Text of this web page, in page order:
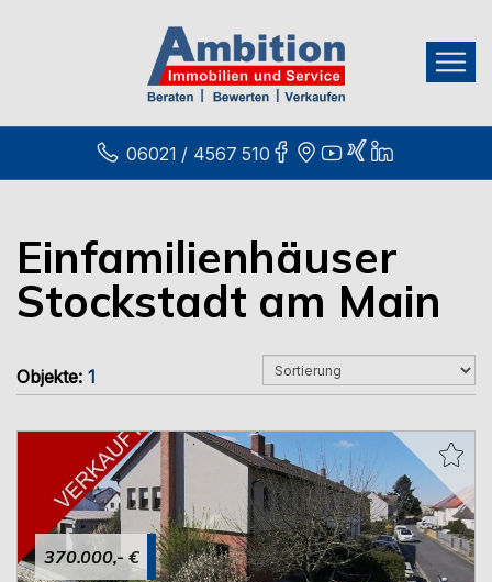
06021 / 4567 510
Einfamilienhäuser
Stockstadt am Main
Objekte: 1
370.000,- €